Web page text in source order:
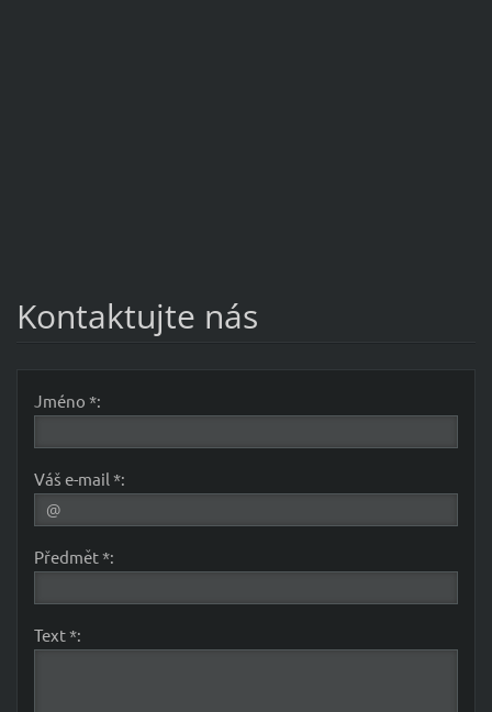
Kontaktujte nás
Jméno *:
Váš e-mail *:
Předmět *:
Text *: